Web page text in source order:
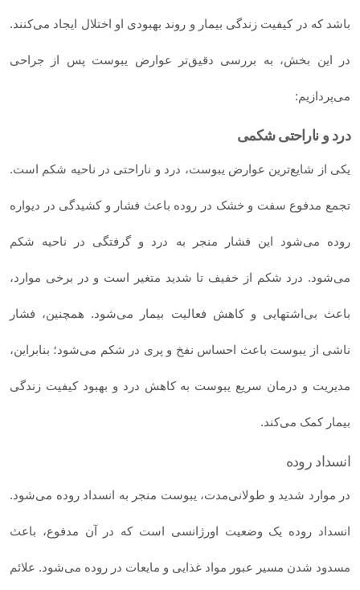
باشد که در کیفیت زندگی بیمار و روند بهبودی او اختلال ایجاد می‌کنند.
در این بخش، به بررسی دقیق‌تر عوارض یبوست پس از جراحی
می‌پردازیم:
درد و ناراحتی شکمی
یکی از شایع‌ترین عوارض یبوست، درد و ناراحتی در ناحیه شکم است.
تجمع مدفوع سفت و خشک در روده باعث فشار و کشیدگی در دیواره
روده می‌شود این فشار منجر به درد و گرفتگی در ناحیه شکم
می‌شود. درد شکم از خفیف تا شدید متغیر است و در برخی موارد،
باعث بی‌اشتهایی و کاهش فعالیت بیمار می‌شود. همچنین، فشار
ناشی از یبوست باعث احساس نفخ و پری در شکم می‌شود؛ بنابراین،
مدیریت و درمان سریع یبوست به کاهش درد و بهبود کیفیت زندگی
بیمار کمک می‌کند.
انسداد روده
در موارد شدید و طولانی‌مدت، یبوست منجر به انسداد روده می‌شود.
انسداد روده یک وضعیت اورژانسی است که در آن مدفوع، باعث
مسدود شدن مسیر عبور مواد غذایی و مایعات در روده می‌شود. علائم